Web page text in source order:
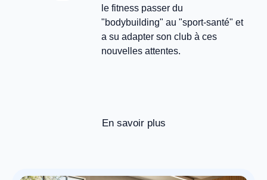
le fitness passer du
"bodybuilding" au "sport-santé" et
a su adapter son club à ces
nouvelles attentes.
En savoir plus